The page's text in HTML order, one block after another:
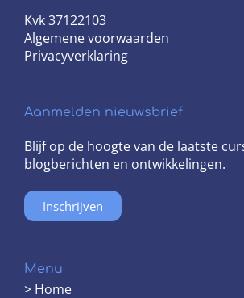
Kvk 37122103
Algemene voorwaarden
Privacyverklaring
Aanmelden nieuwsbrief
Blijf op de hoogte van de laatste
blogberichten en ontwikkelingen.
Inschrijven
Menu
> Home